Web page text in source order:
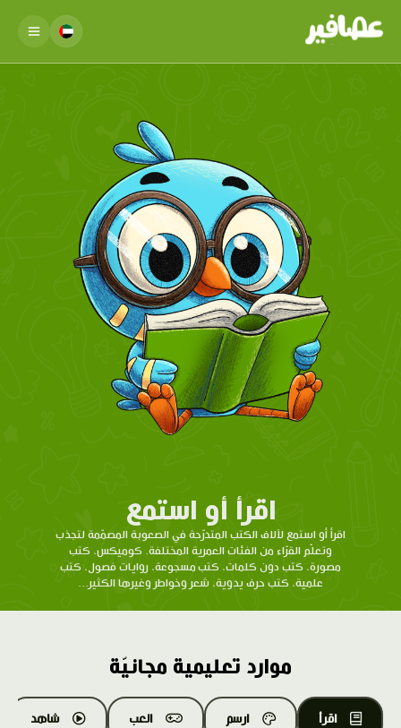
اقرأ أو استمع
اقرأ أو استمع لآلاف الكتب المتدرّحة في الصعوبة المصمّمة لتجذب
وتعلّم القرّاء من الفئات العمرية المختلفة. كوميكس، كتب
مصورة، كتب دون كلمات، كتب مسجوعة، روايات فصول، كتب
علمية، كتب حرف يدوية، شعر وخواطر وغيرها الكثير...
موارد تعليمية مجانيّة
اقرأ ارسم العب شاهد